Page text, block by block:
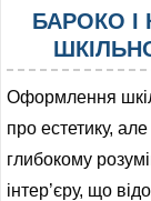
СТЕНДИ
СТЕНДИ
СТЕНДИ
СТЕНДИ
БАРОКО
Оформлення
про естетику,
глибокому
інтер’єру, що